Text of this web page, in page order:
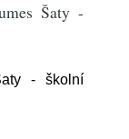
Šaty -
- školní